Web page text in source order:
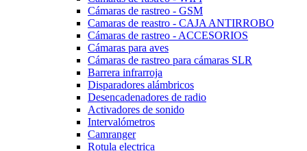
Cámaras de rastreo - GSM
Camaras de reastro - CAJA ANTIRROBO
Cámaras de rastreo - ACCESORIOS
Cámaras para aves
Cámaras de rastreo para cámaras SLR
Barrera infrarroja
Disparadores alámbricos
Desencadenadores de radio
Activadores de sonido
Intervalómetros
Camranger
Rotula electrica